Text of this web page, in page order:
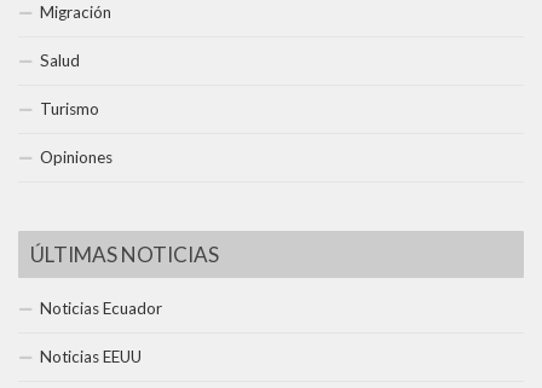
Migración
Salud
Turismo
Opiniones
ÚLTIMAS NOTICIAS
Noticias Ecuador
Noticias EEUU